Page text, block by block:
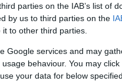
parties on the IAB’s list of
by us to third parties on the
to other third parties.
Google services and may
behaviour. You may
your data for below